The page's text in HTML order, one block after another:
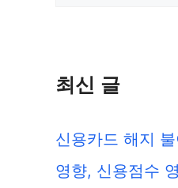
최신 글
신용카드 해지
영향, 신용점수